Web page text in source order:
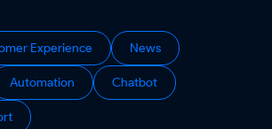
Experience News
Automation Chatbot